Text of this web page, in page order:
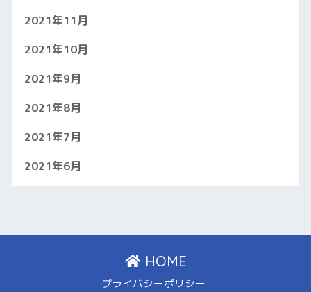
2021年11月
2021年10月
2021年9月
2021年8月
2021年7月
2021年6月
HOME
プライバシーポリシー